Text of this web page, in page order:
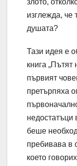
злото,
изглежда, че
душата?
Тази идея е
книга „Пътят
първият
претърпяха
недостатъци
беше
пребивава в
което